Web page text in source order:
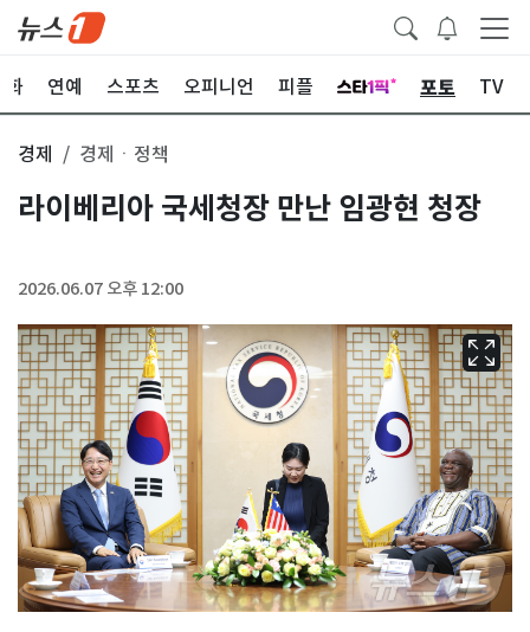
화 연예 스포츠 오피니언 피플 포토 TV
경제 경제ㆍ정책
라이베리아 국세청장 만난 임광현 청장
2026.06.07 오후 12:00